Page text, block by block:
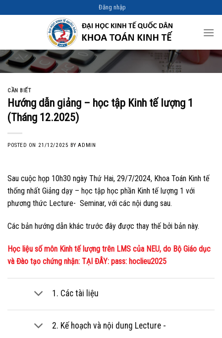
to
Đăng nhập
CẦN BIẾT
Hướng dẫn giảng – học tập Kinh tế lượng 1
(Tháng 12.2025)
POSTED ON 21/12/2025 BYADMIN
Sau cuộc họp 10h30 ngày Thứ Hai, 29/7/2024, Khoa Toán Kinh tế
thống nhất Giảng dạy – học tập học phần Kinh tế lượng 1 với
phương thức Lecture- Seminar, với các nội dung sau.
Các bản hướng dẫn khác trước đây được thay thế bởi bản này.
Học liệu số môn Kinh tế lượng trên LMS của NEU, do Bộ Giáo dục
và Đào tạo chứng nhận: TẠI ĐÂY: pass: hoclieu2025
1. Các tài liệu
2. Kế hoạch và nội dung Lecture -